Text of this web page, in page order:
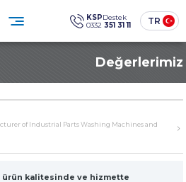
×
Sektörler
İletişim
KSPDestek
0332 351 31 11 TR
Değerlerimiz
×
Parça Yıkama Makineleri
of Industrial Parts Washing Machines and
ürün kalitesinde ve hizmette